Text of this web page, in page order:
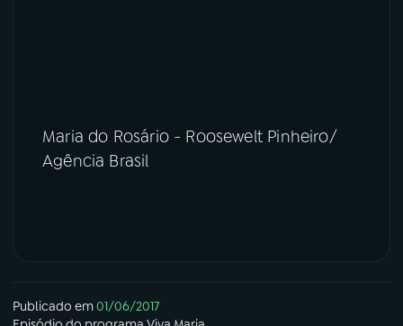
Maria do Rosário - Roosewelt Pinheiro/
Agência Brasil
Publicado em01/06/2017